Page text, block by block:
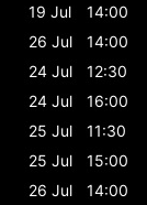
19 Jul
14:00
26 Jul
14:00
24 Jul
12:30
24 Jul
16:00
25 Jul
11:30
25 Jul
15:00
26 Jul
14:00